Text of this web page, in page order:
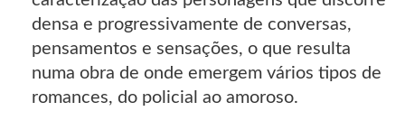
densa e progressivamente de conversas,
pensamentos e sensações, o que resulta
numa obra de onde emergem vários tipos de
romances, do policial ao amoroso.